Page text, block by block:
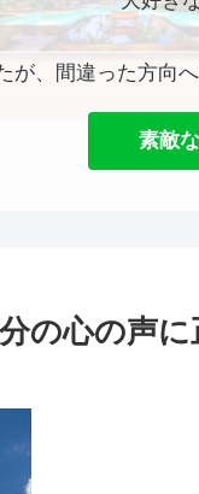
が、間違った方向
素敵
の心の声